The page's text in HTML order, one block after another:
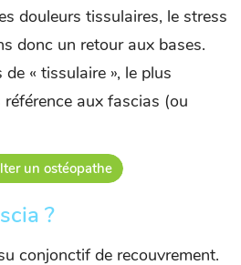
douleurs tissulaires, le stress
donc un retour aux bases.
« tissulaire », le plus
aux fascias (ou
un ostéopathe
?
conjonctif de recouvrement.